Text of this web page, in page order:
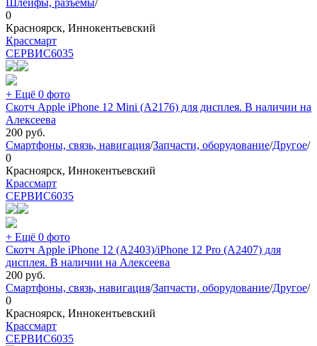
Шлейфы, разъёмы/
0
Красноярск, Иннокентьевский
Крассмарт
СЕРВИС6035
+ Ещё 0 фото
Скотч Apple iPhone 12 Mini (A2176) для дисплея. В наличии на
Алексеева
200 руб.
Смартфоны, связь, навигация/Запчасти, оборудование/Другое/
0
Красноярск, Иннокентьевский
Крассмарт
СЕРВИС6035
+ Ещё 0 фото
Скотч Apple iPhone 12 (A2403)/iPhone 12 Pro (A2407) для
дисплея. В наличии на Алексеева
200 руб.
Смартфоны, связь, навигация/Запчасти, оборудование/Другое/
0
Красноярск, Иннокентьевский
Крассмарт
СЕРВИС6035